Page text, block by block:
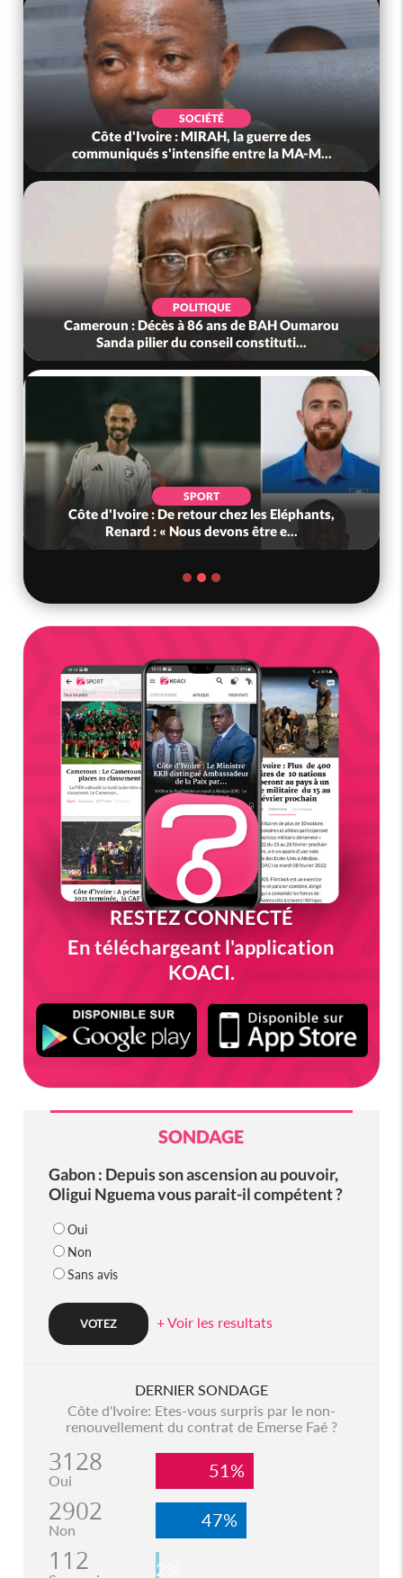
SOCIÉTÉ
Côte d'Ivoire : MIRAH, la guerre des
communiqués s'intensifie entre la MA-M...
POLITIQUE
Cameroun : Décès à 86 ans de BAH Oumarou
Sanda pilier du conseil constituti...
SPORT
Côte d'Ivoire : De retour chez les Eléphants,
Renard : « Nous devons être e...
RESTEZ CONNECTÉ
En téléchargeant l'application
KOACI.
SONDAGE
Gabon : Depuis son ascension au pouvoir,
Oligui Nguema vous parait-il compétent ?
Oui
Non
Sans avis
+ Voir les resultats
DERNIER SONDAGE
Côte d'Ivoire: Etes-vous surpris par le non-
renouvellement du contrat de Emerse Faé ?
3128
Oui 51%
2902
Non 47%
112 2%